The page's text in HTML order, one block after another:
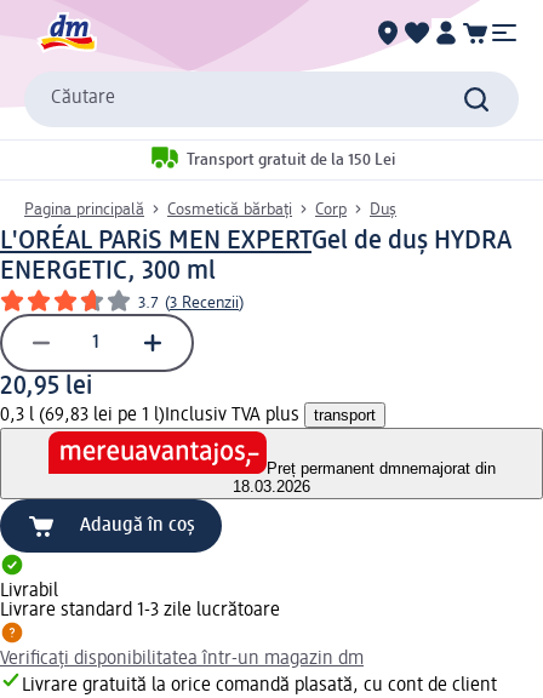
Căutare
Transport gratuit de la 150 Lei
Pagina principală Cosmetică bărbați Corp Duș
L'ORÉAL PARiS MEN EXPERTGel de duș HYDRA
ENERGETIC, 300 ml
3.7 (3 Recenzii)
20,95 lei
0,3 l (69,83 lei pe 1 l) Inclusiv TVA plus transport
Preț permanent dmnemajorat din
18.03.2026
Adaugă în coș
Livrabil
Livrare standard 1-3 zile lucrătoare
Verificați disponibilitatea într-un magazin dm
Livrare gratuită la orice comandă plasată, cu cont de client